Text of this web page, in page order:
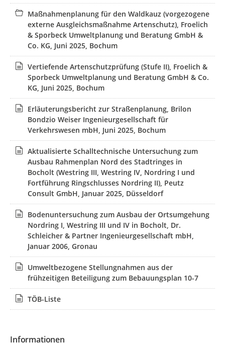
den Wald
zur Schaffung der planungsrechtlichen Voraussetzungen für
die Realisierung von Teilstrecken des äußeren
Straßenringes in Bocholt.
Der Entwurf des Bebauungsplanes wird
vom 24.07.2025 bis einschließlich 08.09.2025
im Internet veröffentlicht. Parallel sind die Behörden und
sonstigen Träger öffentlicher Belange am Verfahren zu
beteiligen. Es wird darauf hingewiesen, dass die genannten
Planunterlagen darüber hinaus zu den untenstehenden
Auslegungszeiten zu jedermanns Einsicht bei der Stadt
Bocholt im Fachbereich Stadtplanung und Bauordnung,
Kaiser-Wilhelm-Straße 52-58, 46395 Bocholt öffentlich
ausliegen.
Auslegungszeiten neben der Veröffentlichung im
Internet:
vormittags:
montags, mittwochs, donnerstags, freitags von
08.00 - 12.30 Uhr
nachmittags:
montags, mittwochs, donnerstags von
14.00 - 17.00 Uhr
Hinweis: Außerhalb der genannten Zeiten ist eine
Einsichtnahme nur nach vorheriger telefonischer
Terminabsprache unter +49 2871 953-3105 (Herr
Maßnahmenplanung für den Waldkauz (vorgezogene
externe Ausgleichsmaßnahme Artenschutz), Froelich
& Sporbeck Umweltplanung und Beratung GmbH &
Co. KG, Juni 2025, Bochum
Vertiefende Artenschutzprüfung (Stufe II), Froelich &
Sporbeck Umweltplanung und Beratung GmbH & Co.
KG, Juni 2025, Bochum
Erläuterungsbericht zur Straßenplanung, Brilon
Bondzio Weiser Ingenieurgesellschaft für
Verkehrswesen mbH, Juni 2025, Bochum
Aktualisierte Schalltechnische Untersuchung zum
Ausbau Rahmenplan Nord des Stadtringes in
Bocholt (Westring III, Westring IV, Nordring I und
Fortführung Ringschlusses Nordring II), Peutz
Consult GmbH, Januar 2025, Düsseldorf
Bodenuntersuchung zum Ausbau der Ortsumgehung
Nordring I, Westring III und IV in Bocholt, Dr.
Schleicher & Partner Ingenieurgesellschaft mbH,
Januar 2006, Gronau
Umweltbezogene Stellungnahmen aus der
frühzeitigen Beteiligung zum Bebauungsplan 10-7
TÖB-Liste
Informationen